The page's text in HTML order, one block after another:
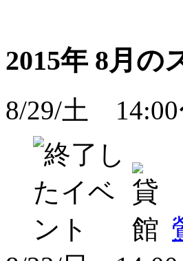
2015年 8月の
8/29/土 14:00